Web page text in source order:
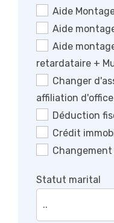
Aide
Aide
Aide
retardataire +
Changer
affiliation
Déduction
Crédit
Statut marital